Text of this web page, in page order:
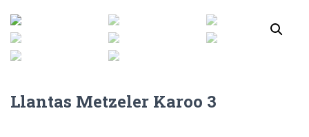
Llantas Metzeler Karoo 3